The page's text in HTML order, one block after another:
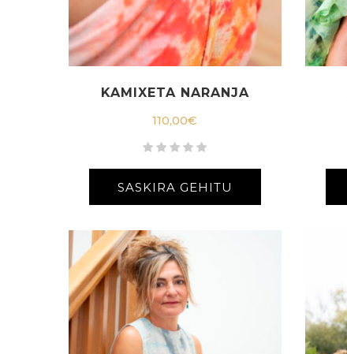
KAMIXETA NARANJA
110,00€
SASKIRA GEHITU